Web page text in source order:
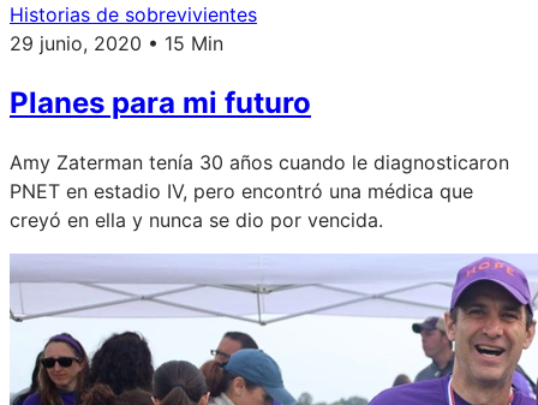
Historias de sobrevivientes
29 junio, 2020 • 15 Min
Planes para mi futuro
Amy Zaterman tenía 30 años cuando le diagnosticaron
PNET en estadio IV, pero encontró una médica que
creyó en ella y nunca se dio por vencida.